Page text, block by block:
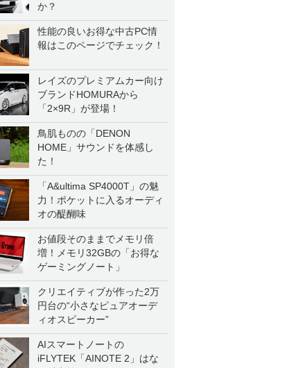
か？
性能の良いお得な中古PC情
報はこのページでチェック！
レイズのプレミアムカー向け
ブランドHOMURAから
「2×9R」が登場！
鳥肌ものの「DENON
HOME」サウンドを体感し
た！
「A&ultima SP4000T」の魅
力！ポケットに入るオーディ
オの醍醐味
お値段そのままでメモリ倍
増！メモリ32GBの「お得な
ゲーミングノート」
クリエイティブが作った2万
円台の“小さなピュアオーデ
ィオスピーカー”
AIスマートノートの
iFLYTEK「AINOTE 2」はな